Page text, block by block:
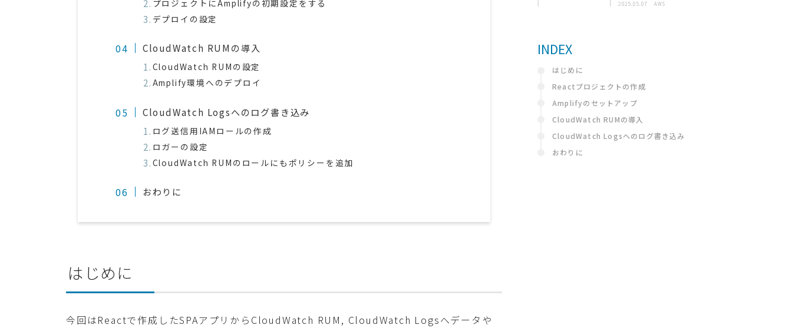
プロジェクトにAmplifyの初期設定をする
デプロイの設定
CloudWatch RUMの導入
CloudWatch RUMの設定
Amplify環境へのデプロイ
CloudWatch Logsへのログ書き込み
ログ送信用IAMロールの作成
ロガーの設定
CloudWatch RUMのロールにもポリシーを追加
おわりに
はじめに
今回はReactで作成したSPAアプリからCloudWatch RUM, CloudWatch Logsへデータや
2025.05.07 AWS
INDEX
はじめに
Reactプロジェクトの作成
Amplifyのセットアップ
CloudWatch RUMの導入
CloudWatch Logsへのログ書き込み
おわりに